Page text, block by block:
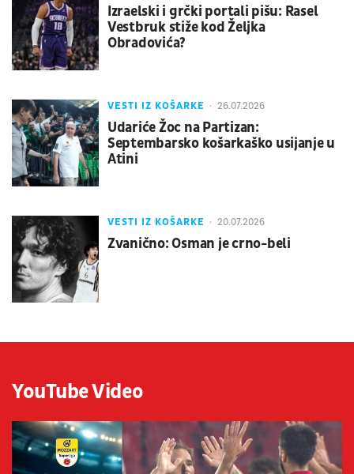
Izraelski i grčki portali pišu: Rasel
Vestbruk stiže kod Željka
Obradovića?
VESTI IZ KOŠARKE 26.07.2026
Udariće Žoc na Partizan:
Septembarsko košarkaško usijanje u
Atini
VESTI IZ KOŠARKE 20.07.2026
Zvanično: Osman je crno-beli
YouTube Video